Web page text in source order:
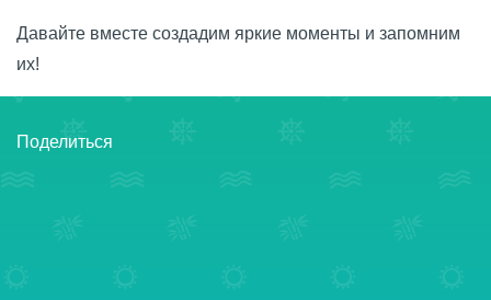
Давайте вместе создадим яркие моменты и запомним
их!
Поделиться